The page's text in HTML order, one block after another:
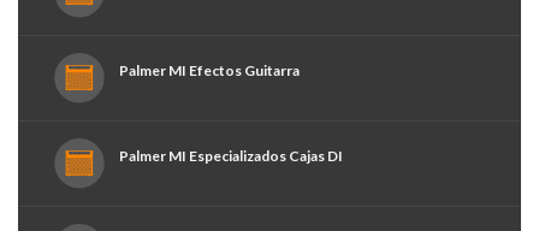
Palmer MI Efectos Guitarra
Palmer MI Especializados Cajas DI